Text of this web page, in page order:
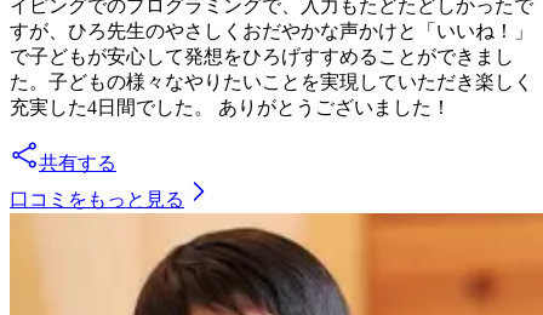
イピングでのプログラミングで、入力もたどたどしかったで
すが、ひろ先生のやさしくおだやかな声かけと「いいね！」
で子どもが安心して発想をひろげすすめることができまし
た。子どもの様々なやりたいことを実現していただき楽しく
充実した4日間でした。 ありがとうございました！
共有する
口コミをもっと見る